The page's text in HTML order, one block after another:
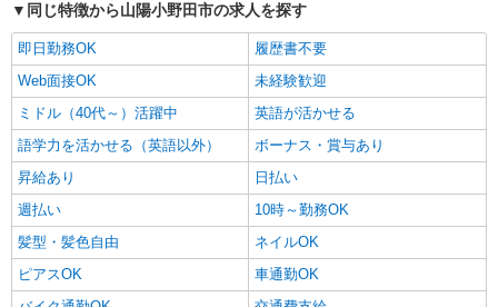
同じ特徴から山陽小野田市の求人を探す
即日勤務OK
履歴書不要
Web面接OK
未経験歓迎
ミドル（40代～）活躍中
英語が活かせる
語学力を活かせる（英語以外）
ボーナス・賞与あり
昇給あり
日払い
週払い
10時～勤務OK
髪型・髪色自由
ネイルOK
ピアスOK
車通勤OK